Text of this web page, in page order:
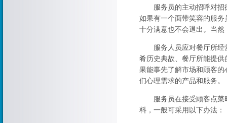
服务员的主动招呼对招徕
如果有一个面带笑容的服务
十分满意也不会退出。当
服务人员应对餐厅所经营
肴历史典故、餐厅所能提
果能事先了解市场和顾客
们心理需求的产品和服务。
服务员在接受顾客点菜时
料，一般可采用以下办法：